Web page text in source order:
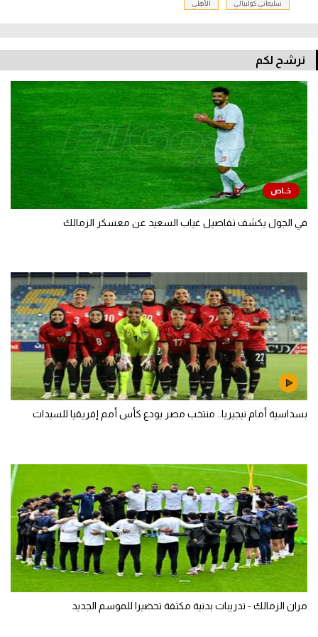
سليماني كوليبالي الأهلي
نرشح لكم
في الجول يكشف تفاصيل غياب السعيد عن معسكر الزمالك
بسداسية أمام نيجيريا.. منتخب مصر يودع كأس أمم إفريقيا للسيدات
مران الزمالك - تدريبات بدنية مكثفة تحضيرا للموسم الجديد